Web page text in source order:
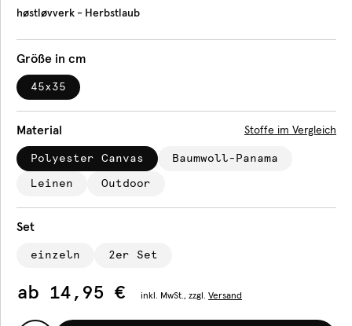
høstløvverk - Herbstlaub
Größe in cm
45x35
Material Stoffe im Vergleich
Polyester Canvas Baumwoll-Panama
Leinen Outdoor
Set
einzeln 2er Set
ab 14,95 € inkl. MwSt., zzgl. Versand